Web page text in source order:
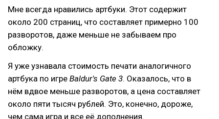
Мне всегда нравились артбуки. Этот содержит
около 200 страниц, что составляет примерно 100
разворотов, даже меньше не забываем про
обложку.
Я уже узнавала стоимость печати аналогичного
артбука по игре Baldur's Gate 3. Оказалось, что в
нём вдвое меньше разворотов, а цена составляет
около пяти тысяч рублей. Это, конечно, дороже,
чем сама игра и все её дополнения.